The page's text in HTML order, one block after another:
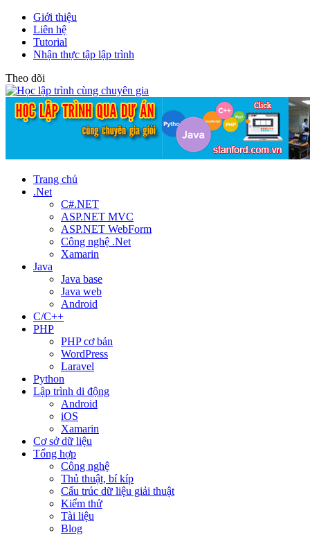
Giới thiệu
Liên hệ
Tutorial
Nhận thực tập lập trình
Theo dõi
Trang chủ
.Net
C#.NET
ASP.NET MVC
ASP.NET WebForm
Công nghệ .Net
Xamarin
Java
Java base
Java web
Android
C/C++
PHP
PHP cơ bản
WordPress
Laravel
Python
Lập trình di động
Android
iOS
Xamarin
Cơ sở dữ liệu
Tổng hợp
Công nghệ
Thủ thuật, bí kíp
Cấu trúc dữ liệu giải thuật
Kiểm thử
Tài liệu
Blog